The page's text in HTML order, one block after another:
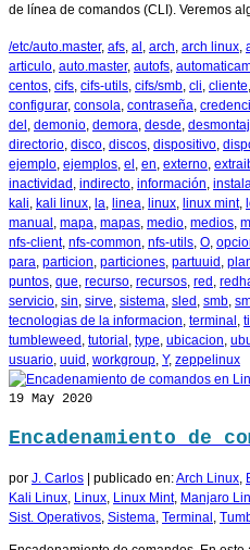
de línea de comandos (CLI). Veremos
/etc/auto.master, afs al arch arch linux
articulo auto.master, autofs
centos cifs cifs-utils cifs/smb cli cliente
configurar, consola contraseña
del demonio demora desde
directorio disco discos dispositivo
ejemplo ejemplos el en externo
inactividad indirecto información
kali kali linux la linea linux linux mint,
manual mapa mapas medio medios
nfs-client, nfs-common nfs-utils O
para particion particiones partuuid
puntos que recurso recursos red
servicio sin sirve sistema sled smb
tecnologias de la informacion terminal
tumbleweed tutorial type ubicacion
usuario uuid workgroup Y, zeppelinux
19 May 2020
Encadenamiento de
por J. Carlos | publicado en:Arch Linux
Kali Linux Linux Linux Mint, Manjaro
Sist. Operativos Sistema Terminal